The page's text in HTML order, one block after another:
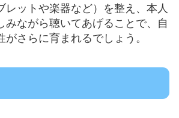
レットや楽器など）を整え、本人
みながら聴いてあげることで、自
がさらに育まれるでしょう。